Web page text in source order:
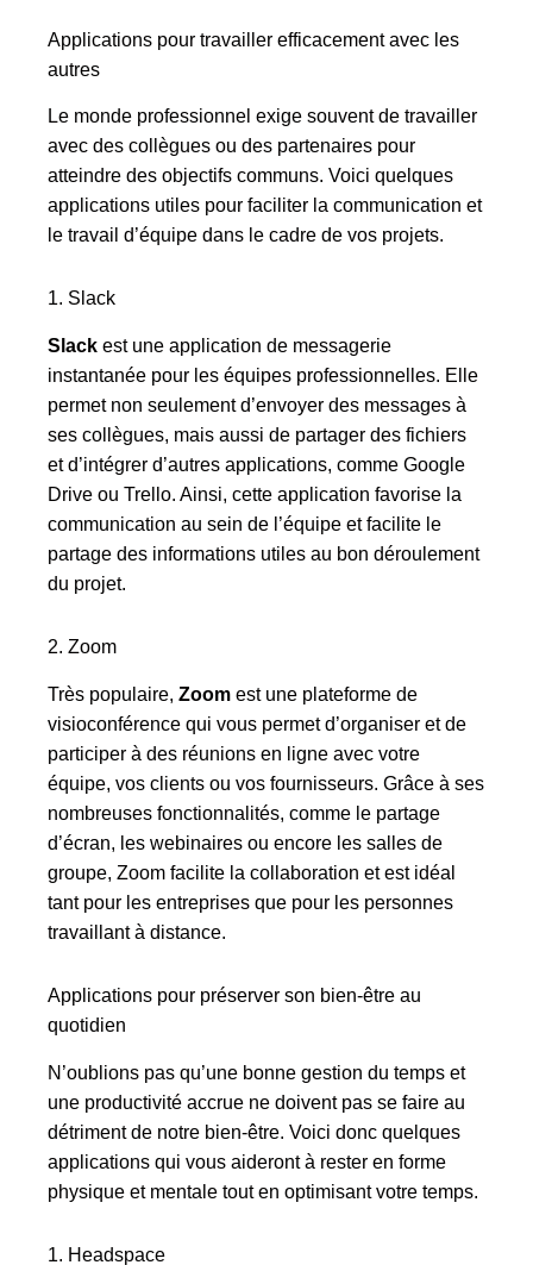
Applications pour travailler efficacement avec les
autres
Le monde professionnel exige souvent de travailler
avec des collègues ou des partenaires pour
atteindre des objectifs communs. Voici quelques
applications utiles pour faciliter la communication et
le travail d’équipe dans le cadre de vos projets.
1. Slack
Slack est une application de messagerie
instantanée pour les équipes professionnelles. Elle
permet non seulement d’envoyer des messages à
ses collègues, mais aussi de partager des fichiers
et d’intégrer d’autres applications, comme Google
Drive ou Trello. Ainsi, cette application favorise la
communication au sein de l’équipe et facilite le
partage des informations utiles au bon déroulement
du projet.
2. Zoom
Très populaire, Zoom est une plateforme de
visioconférence qui vous permet d’organiser et de
participer à des réunions en ligne avec votre
équipe, vos clients ou vos fournisseurs. Grâce à ses
nombreuses fonctionnalités, comme le partage
d’écran, les webinaires ou encore les salles de
groupe, Zoom facilite la collaboration et est idéal
tant pour les entreprises que pour les personnes
travaillant à distance.
Applications pour préserver son bien-être au
quotidien
N’oublions pas qu’une bonne gestion du temps et
une productivité accrue ne doivent pas se faire au
détriment de notre bien-être. Voici donc quelques
applications qui vous aideront à rester en forme
physique et mentale tout en optimisant votre temps.
1. Headspace